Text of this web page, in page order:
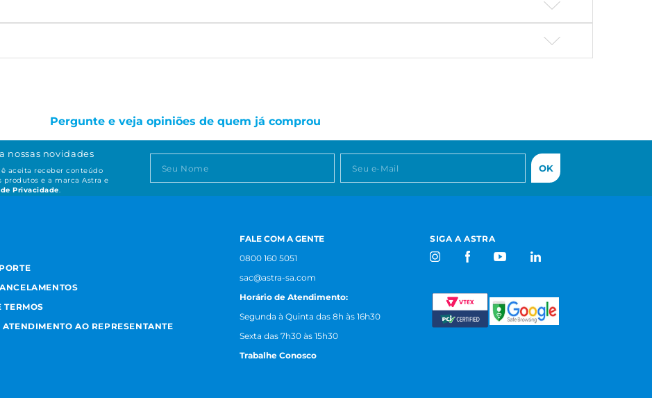
Pergunte e veja opiniões de quem já comprou
nossas novidades
aceita receber conteúdo
produtos e a marca Astra e
Privacidade
OK
TERMOS
AO REPRESENTANTE
FALE COM A GENTE
0800 160 5051
sac@astra-sa.com
Horário de Atendimento:
Segunda à Quinta das 8h às 16h30
Sexta das 7h30 às 15h30
Trabalhe Conosco
SIGA A ASTRA